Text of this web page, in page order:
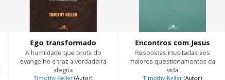
Ego transformado
A humildade que brota do
evangelho e traz a verdadeira
alegria
Timothy Keller (Autor)
Encontros com Jesus
Respostas inusitadas aos
maiores questionamentos da
vida
Timothy Keller (Autor)